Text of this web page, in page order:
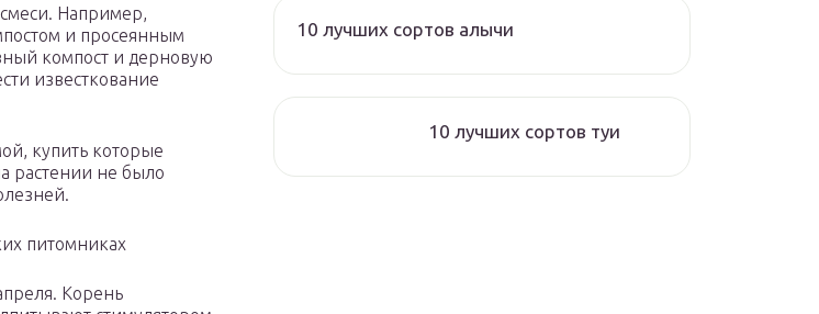
Например,
и просеянным
компост и дерновую
известкование
купить которые
растении не было
питомниках
Корень
10 лучших сортов алычи
10 лучших сортов туи